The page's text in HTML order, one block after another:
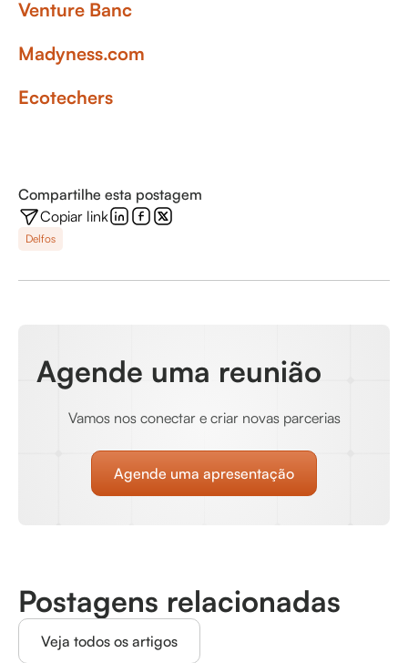
Venture Banc
Madyness.com
Ecotechers
Compartilhe esta postagem
Copiar link
Delfos
Agende uma reunião
Vamos nos conectar e criar novas parcerias
Agende uma apresentação
Postagens relacionadas
Veja todos os artigos